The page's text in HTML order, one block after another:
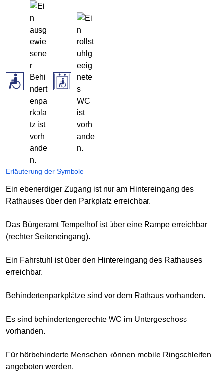
Erläuterung der Symbole
Ein ebenerdiger Zugang ist nur am Hintereingang des
Rathauses über den Parkplatz erreichbar.
Das Bürgeramt Tempelhof ist über eine Rampe erreichbar
(rechter Seiteneingang).
Ein Fahrstuhl ist über den Hintereingang des Rathauses
erreichbar.
Behindertenparkplätze sind vor dem Rathaus vorhanden.
Es sind behindertengerechte WC im Untergeschoss
vorhanden.
Für hörbehinderte Menschen können mobile Ringschleifen
angeboten werden.